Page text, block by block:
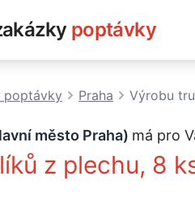
poptávky
poptávky Praha Výrobu
město Praha) má pro
z plechu, 8